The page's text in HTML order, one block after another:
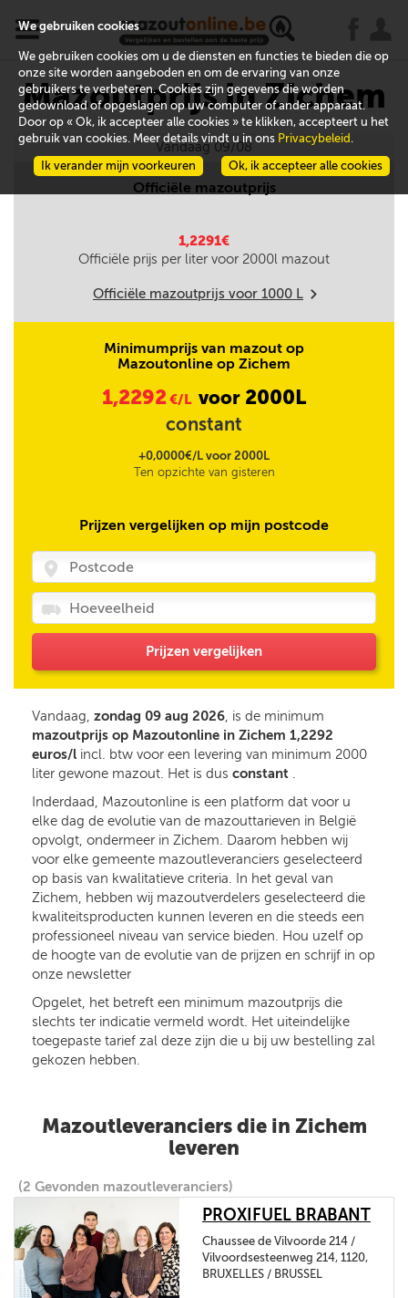
x
Mazoutprijs in Zichem
Vandaag 09/08
Officiële mazoutprijs
1,2291€
Officiële prijs per liter voor 2000l mazout
Officiële mazoutprijs voor 1000 L m
Minimumprijs van mazout op
Mazoutonline op Zichem
1,2292€/L voor 2000L
constant
+0,0000€/L voor 2000L
Ten opzichte van gisteren
Prijzen vergelijken op mijn postcode
Prijzen vergelijken
Vandaag, zondag 09 aug 2026, is de minimum
mazoutprijs op Mazoutonline in Zichem 1,2292
euros/l incl. btw voor een levering van minimum 2000
liter gewone mazout. Het is dus constant .
Inderdaad, Mazoutonline is een platform dat voor u
elke dag de evolutie van de mazouttarieven in België
opvolgt, ondermeer in Zichem. Daarom hebben wij
voor elke gemeente mazoutleveranciers geselecteerd
op basis van kwalitatieve criteria. In het geval van
Zichem, hebben wij mazoutverdelers geselecteerd die
kwaliteitsproducten kunnen leveren en die steeds een
professioneel niveau van service bieden. Hou uzelf op
de hoogte van de evolutie van de prijzen en schrijf in op
onze newsletter
Opgelet, het betreft een minimum mazoutprijs die
slechts ter indicatie vermeld wordt. Het uiteindelijke
toegepaste tarief zal deze zijn die u bij uw bestelling zal
gekozen hebben.
Mazoutleveranciers die in Zichem
leveren
(2 Gevonden mazoutleveranciers)
PROXIFUEL BRABANT
Chaussee de Vilvoorde 214 /
Vilvoordsesteenweg 214, 1120,
BRUXELLES / BRUSSEL
We gebruiken cookies
We gebruiken cookies om u de diensten en functies te bieden die op
onze site worden aangeboden en om de ervaring van onze
gebruikers te verbeteren. Cookies zijn gegevens die worden
gedownload of opgeslagen op uw computer of ander apparaat.
Door op « Ok, ik accepteer alle cookies » te klikken, accepteert u het
gebruik van cookies. Meer details vindt u in ons Privacybeleid .
Ok, ik accepteer alle cookies
Ik verander mijn voorkeuren